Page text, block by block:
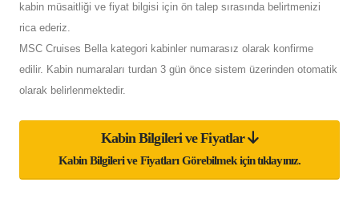
kabin müsaitliği ve fiyat bilgisi için ön talep sırasında belirtmenizi
rica ederiz.
MSC Cruises Bella kategori kabinler numarasız olarak konfirme
edilir. Kabin numaraları turdan 3 gün önce sistem üzerinden otomatik
olarak belirlenmektedir.
Kabin Bilgileri ve Fiyatlar
Kabin Bilgileri ve Fiyatları Görebilmek için tıklayınız.